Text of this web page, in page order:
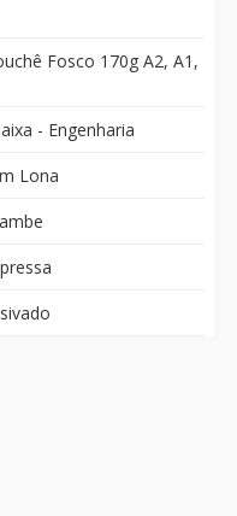
Fosco 170g A2, A1,
- Engenharia
Lona